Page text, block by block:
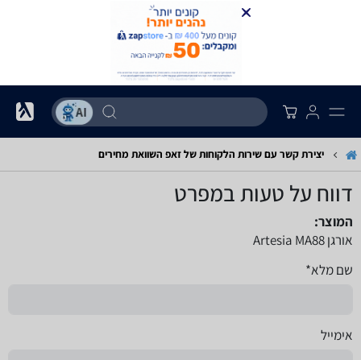
יצירת קשר עם שירות הלקוחות של זאפ השוואת מחירים
דווח על טעות במפרט
המוצר:
אורגן Artesia MA88
שם מלא*
אימייל